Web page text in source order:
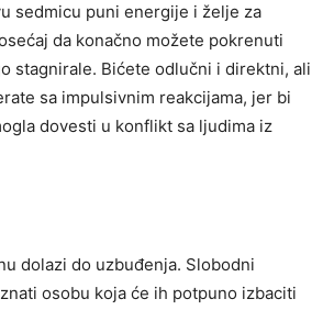
sedmicu puni energije i želje za
da konačno možete pokrenuti
stagnirale. Bićete odlučni i direktni, ali
sa impulsivnim reakcijama, jer bi
dovesti u konflikt sa ljudima iz
dolazi do uzbuđenja. Slobodni
osobu koja će ih potpuno izbaciti